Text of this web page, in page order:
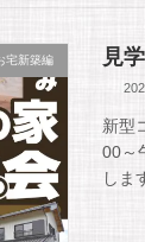
宅新築編 見
新型
00～
しま